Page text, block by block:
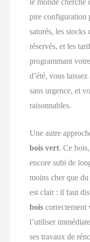
pire configuration
saturés, les stocks
réservés, et les
programmant
d’été, vous
sans urgence, et
raisonnables.
Une autre
bois vert. Ce
encore subi de
moins cher que
est clair : il faut
bois correctement
l’utiliser
ses travaux de